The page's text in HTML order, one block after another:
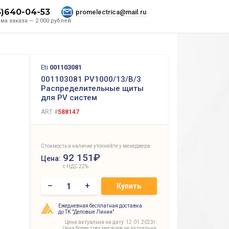
заказа — 2.000 рублей
04-53 promelectrica@mail.ru
Eti 001103081
001103081 PV1000/13/B/3
Распределительные щиты
для PV систем
ART #588147
Стоимость и наличие уточняйте у менеджера
Цена: 92 151₽
с НДС 22%
– + Купить
Ежедневная бесплатная доставка
до ТК "Деловые Линии"
Цена актуальна на дату: 12.01.2023г.